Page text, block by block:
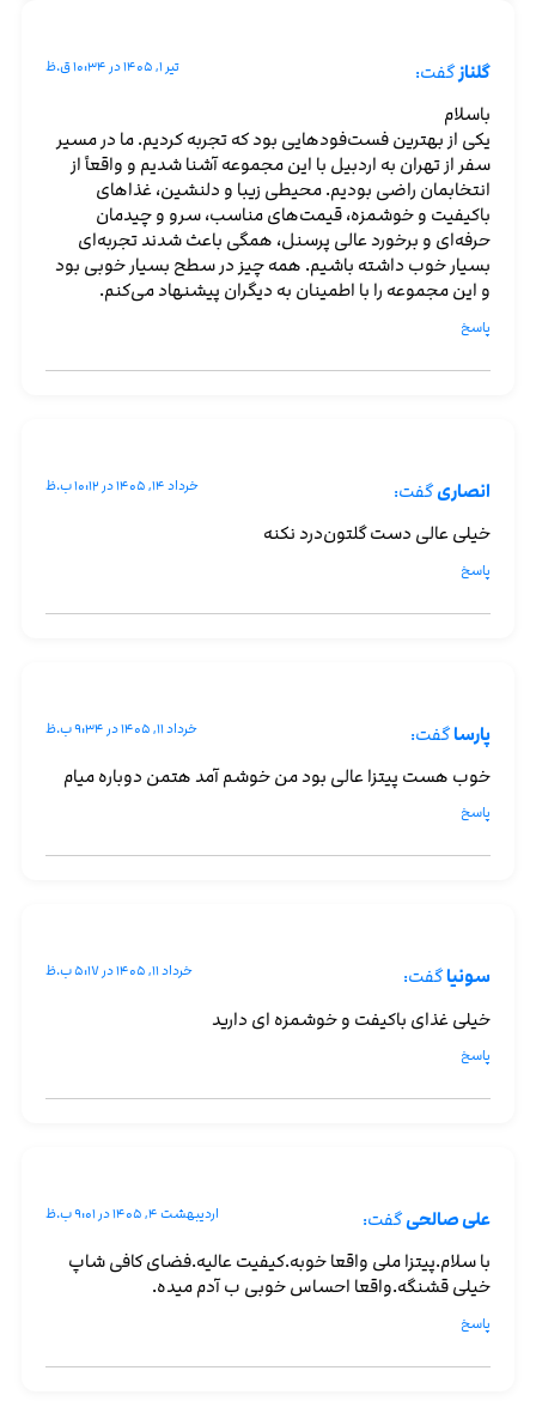
گلناز گفت: تیر ۱, ۱۴۰۵ در ۱۰:۳۴ ق.ظ
باسلام
یکی از بهترین فست‌فودهایی بود که تجربه کردیم. ما در مسیر
سفر از تهران به اردبیل با این مجموعه آشنا شدیم و واقعاً از
انتخابمان راضی بودیم. محیطی زیبا و دلنشین، غذاهای
باکیفیت و خوشمزه، قیمت‌های مناسب، سرو و چیدمان
حرفه‌ای و برخورد عالی پرسنل، همگی باعث شدند تجربه‌ای
بسیار خوب داشته باشیم. همه چیز در سطح بسیار خوبی بود
و این مجموعه را با اطمینان به دیگران پیشنهاد می‌کنم.
پاسخ
انصاریگفت: خرداد ۱۴, ۱۴۰۵ در ۱۰:۱۲ ب.ظ
خیلی عالی دست گلتون‌درد نکنه
پاسخ
پارساگفت: خرداد ۱۱, ۱۴۰۵ در ۹:۳۴ ب.ظ
خوب هست پیتزا عالی بود من خوشم آمد هتمن دوباره میام
پاسخ
سونیاگفت: خرداد ۱۱, ۱۴۰۵ در ۵:۱۷ ب.ظ
خیلی غذای باکیفت و خوشمزه ای دارید
پاسخ
علی صالحیگفت: اردیبهشت ۴, ۱۴۰۵ در ۹:۰۱ ب.ظ
با سلام.پیتزا ملی واقعا خوبه.کیفیت عالیه.فضای کافی شاپ
خیلی قشنگه.واقعا احساس خوبی ب آدم میده.
پاسخ